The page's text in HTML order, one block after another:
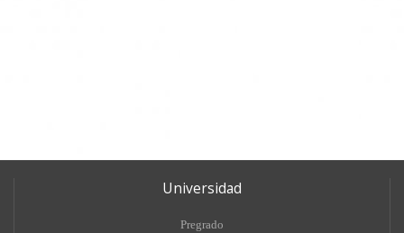
Universidad
Pregrado